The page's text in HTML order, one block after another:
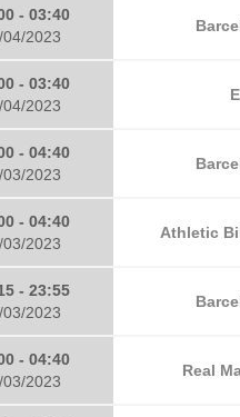
- 03:40
04/2023
- 03:40
04/2023
- 04:40
03/2023
- 04:40
03/2023
Athletic
- 23:55
03/2023
- 04:40
03/2023
Real